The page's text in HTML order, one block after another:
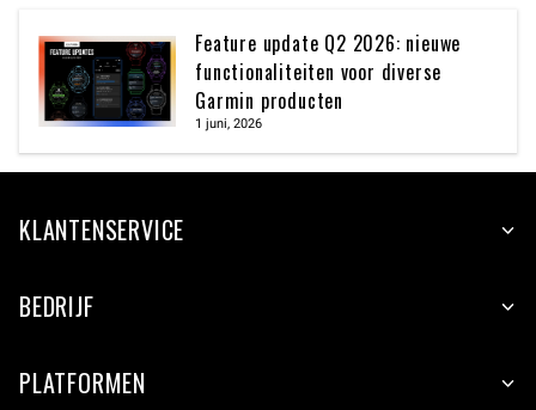
Feature update Q2 2026: nieuwe
functionaliteiten voor diverse
Garmin producten
1 juni, 2026
KLANTENSERVICE
BEDRIJF
PLATFORMEN